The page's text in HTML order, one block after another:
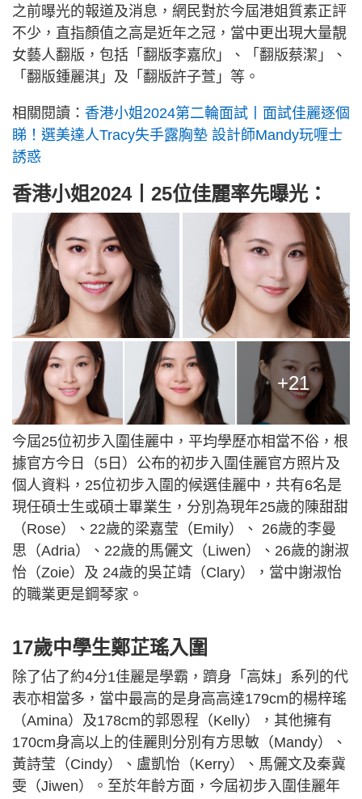
之前曝光的報道及消息，網民對於今屆港姐質素正評
不少，直指顏值之高是近年之冠，當中更出現大量靚
女藝人翻版，包括「翻版李嘉欣」、「翻版蔡潔」、
「翻版鍾麗淇」及「翻版許子萱」等。
相關閱讀： 香港小姐2024第二輪面試丨面試佳麗逐個
睇！選美達人Tracy失手露胸墊 設計師Mandy玩喱士
誘惑
香港小姐2024丨25位佳麗率先曝光：
+21
今屆25位初步入圍佳麗中，平均學歷亦相當不俗，根
據官方今日（5日）公布的初步入圍佳麗官方照片及
個人資料，25位初步入圍的候選佳麗中，共有6名是
現任碩士生或碩士畢業生，分別為現年25歲的陳甜甜
（Rose）、22歲的梁嘉莹（Emily）、 26歲的李曼
思（Adria）、22歲的馬儷文（Liwen）、26歲的謝淑
怡（Zoie）及 24歲的吳芷靖（Clary），當中謝淑怡
的職業更是鋼琴家。
17歲中學生鄭芷瑤入圍
除了佔了約4分1佳麗是學霸，躋身「高妹」系列的代
表亦相當多，當中最高的是身高高達179cm的楊梓瑤
（Amina）及178cm的郭恩程（Kelly），其他擁有
170cm身高以上的佳麗則分別有方思敏（Mandy）、
黃詩莹（Cindy）、盧凱怡（Kerry）、馬儷文及秦冀
雯（Jiwen）。至於年齡方面，今屆初步入圍佳麗年